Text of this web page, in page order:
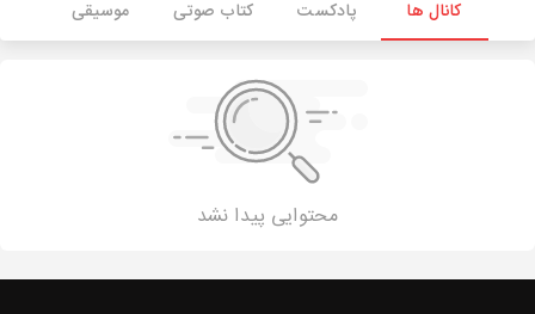
کانال ها پادکست کتاب صوتی موسیقی
محتوایی پیدا نشد